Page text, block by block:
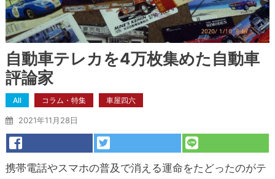
自動車テレカを4万枚集めた自動車
評論家
All コラム・特集 車屋四六
2021年11月28日
携帯電話やスマホの普及で消える運命をたどったのがテ